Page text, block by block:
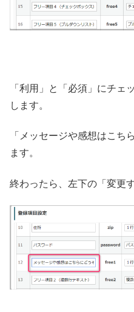
「利用」と「必須」にチェ
します。
「メッセージや感想はこ
ます。
終わったら、左下の「変更